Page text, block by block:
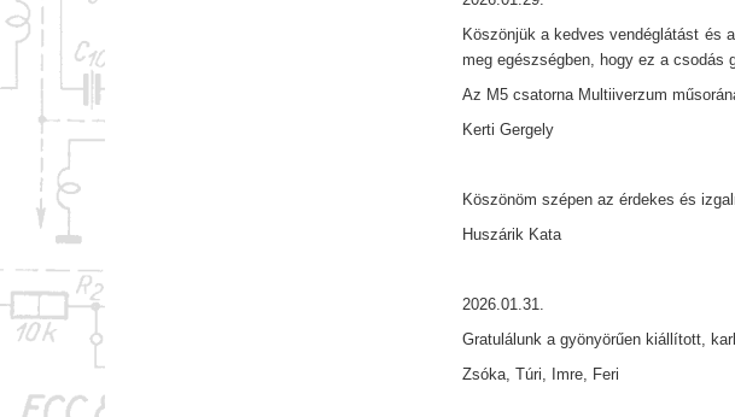
Köszönjük a kedves vendéglátást és
meg egészségben, hogy ez a csodás
Az M5 csatorna Multiiverzum
Kerti Gergely
Köszönöm szépen az érdekes és
Huszárik Kata
2026.01.31.
Gratulálunk a gyönyörűen kiállított,
Zsóka, Túri, Imre, Feri